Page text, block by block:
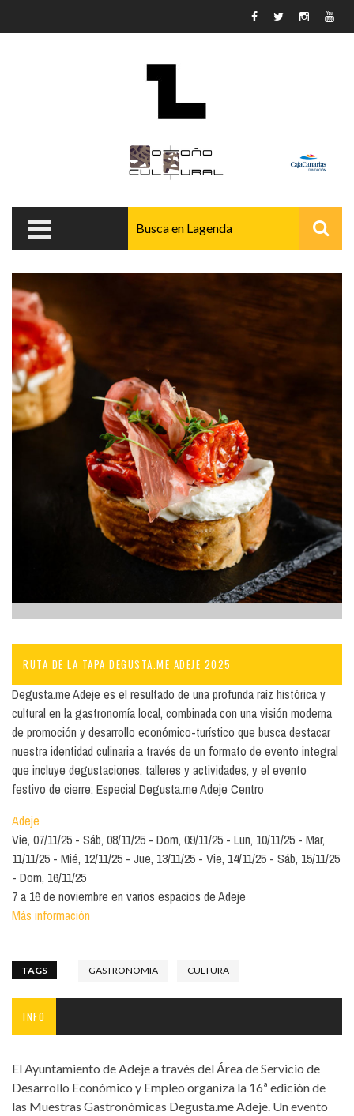
RUTA DE LA TAPA DEGUSTA.ME ADEJE 2025
Degusta.me Adeje es el resultado de una profunda raíz histórica y
cultural en la gastronomía local, combinada con una visión moderna
de promoción y desarrollo económico-turístico que busca destacar
nuestra identidad culinaria a través de un formato de evento integral
que incluye degustaciones, talleres y actividades, y el evento
festivo de cierre; Especial Degusta.me Adeje Centro
Adeje
Vie, 07/11/25
Sáb, 08/11/25 Dom, 09/11/25 Lun, 10/11/25
Mar,
11/11/25
Mié, 12/11/25 Jue, 13/11/25 Vie, 14/11/25
Sáb, 15/11/25
Dom, 16/11/25
7 a 16 de noviembre en varios espacios de Adeje
Más información
TAGS GASTRONOMIA CULTURA
INFO
El Ayuntamiento de Adeje a través del Área de Servicio de
Desarrollo Económico y Empleo organiza la 16ª edición de
las Muestras Gastronómicas Degusta.me Adeje. Un evento